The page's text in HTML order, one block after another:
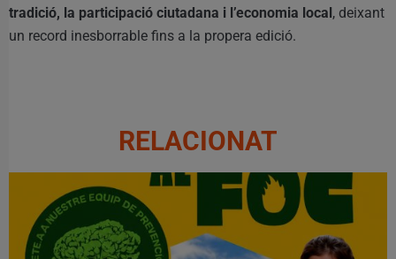
tradició, la participació ciutadana i l’economia local , deixant
un record inesborrable fins a la propera edició.
RELACIONAT